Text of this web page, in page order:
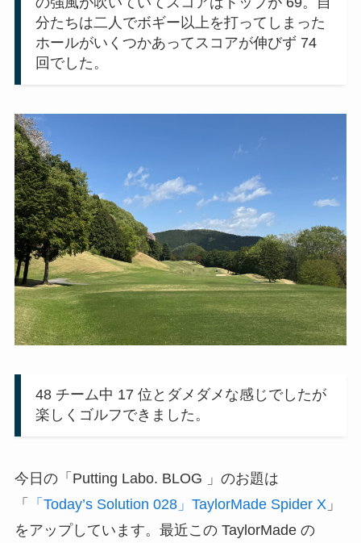
分たちは二人でボギー以上を打ってしまった
ホールがいくつかあってスコアが伸びず 74
回でした。
48 チーム中 17 位とダメダメな感じでしたが
楽しくゴルフできました。
今日の「Putting Labo. BLOG 」のお題は
「
「Today’s Solution 028」TaylorMade Spider X 」
をアップしています。最近この TaylorMade の